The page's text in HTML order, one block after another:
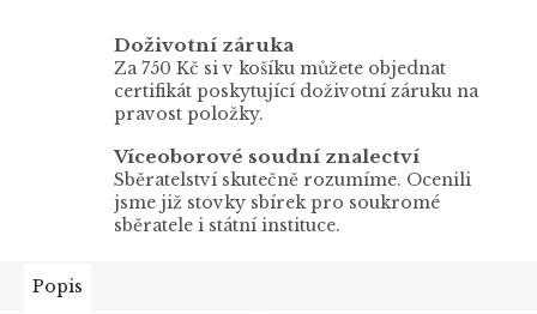
Doživotní záruka
Za 750 Kč si v košíku můžete objednat
certifikát poskytující doživotní záruku na
pravost položky.
Víceoborové soudní znalectví
Sběratelství skutečně rozumíme. Ocenili
jsme již stovky sbírek pro soukromé
sběratele i státní instituce.
Popis